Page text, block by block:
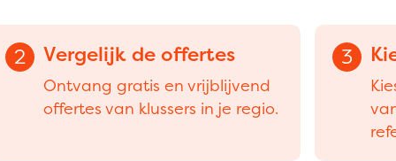
2 Vergelijk de offertes
Ontvang gratis en vrijblijvend
offertes van klussers in je regio.
3